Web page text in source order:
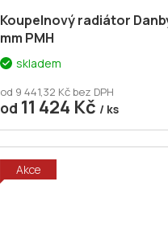
Koupelnový radiátor
mm PMH
skladem
od 9 441,32 Kč bez DPH
od 11 424 Kč / ks
Akce